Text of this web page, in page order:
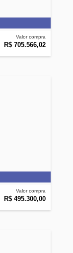
Valor compra
R$ 705.566,02
Valor compra
R$ 495.300,00